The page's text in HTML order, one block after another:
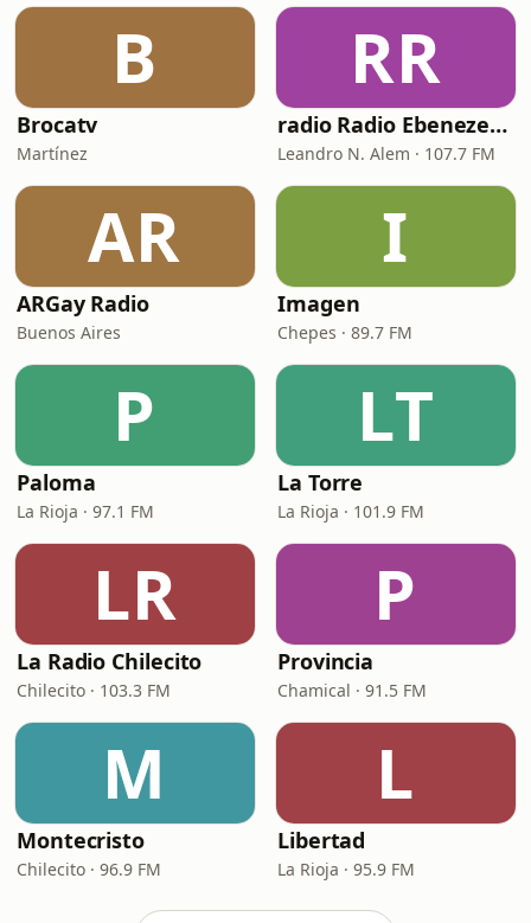
B
Brocatv
Martínez
RR
radio Radio Ebenezer 107.7 fm
Leandro N. Alem · 107.7 FM
AR
ARGay Radio
Buenos Aires
I
Imagen
Chepes · 89.7 FM
P
Paloma
La Rioja · 97.1 FM
LT
La Torre
La Rioja · 101.9 FM
LR
La Radio Chilecito
Chilecito · 103.3 FM
P
Provincia
Chamical · 91.5 FM
M
Montecristo
Chilecito · 96.9 FM
L
Libertad
La Rioja · 95.9 FM